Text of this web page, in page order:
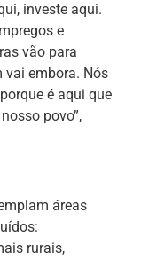
investe aqui.
e
vão para
vai embora. Nós
é aqui que
povo”,
áreas
rurais,